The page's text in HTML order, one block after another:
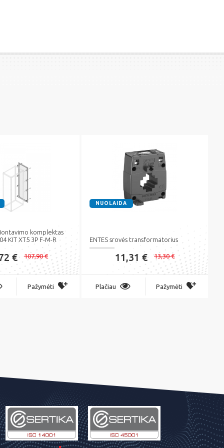
komplektas
KIT XT5 3P F-M-R
€ 107,90 €
Pažymėti
NUOLAIDA
ENTES srovės transformatorius
11,31 € 13,30 €
Plačiau Pažymėti